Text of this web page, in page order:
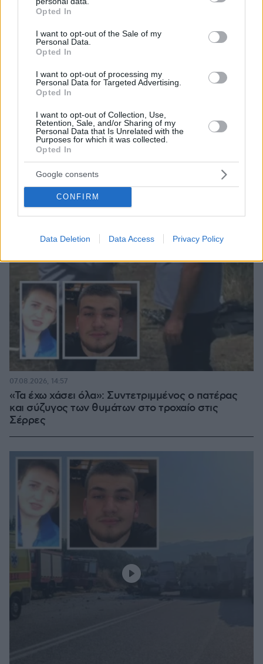
grant or deny consent to Google and its third-party tags to
use your data for below specified purposes in below Google
consent section.
Opted In
I want to opt-out of the Sale of my
Personal Data.
Opted In
I want to opt-out of processing my
Personal Data for Targeted Advertising.
Opted In
I want to opt-out of Collection, Use,
Retention, Sale, and/or Sharing of my
Personal Data that Is Unrelated with the
Purposes for which it was collected.
Opted In
Google consents
CONFIRM
Data Deletion Data Access Privacy Policy
Είδος υπό εξαφάνιση οι υπερπολύτεκνοι στην
Ελλάδα που γερνάει: Τα... δύο ταψιά μεσημεριανό,
τα επιδόματα, η καθημερινότητά τους
07.08.2026, 15:59
«Τα έχω χάσει όλα»: Συντετριμμένος ο πατέρας
και σύζυγος των θυμάτων στο τροχαίο στις
Σέρρες
07.08.2026, 14:57